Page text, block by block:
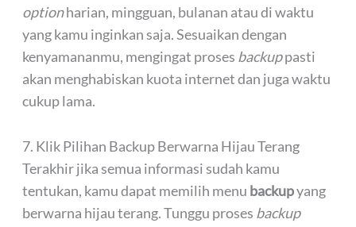
optionharian, mingguan, bulanan atau di waktu
yang kamu inginkan saja. Sesuaikan dengan
kenyamananmu, mengingat proses backuppasti
akan menghabiskan kuota internet dan juga waktu
cukup lama.
7. Klik Pilihan Backup Berwarna Hijau Terang
Terakhir jika semua informasi sudah kamu
tentukan, kamu dapat memilih menu backupyang
berwarna hijau terang. Tunggu proses backup